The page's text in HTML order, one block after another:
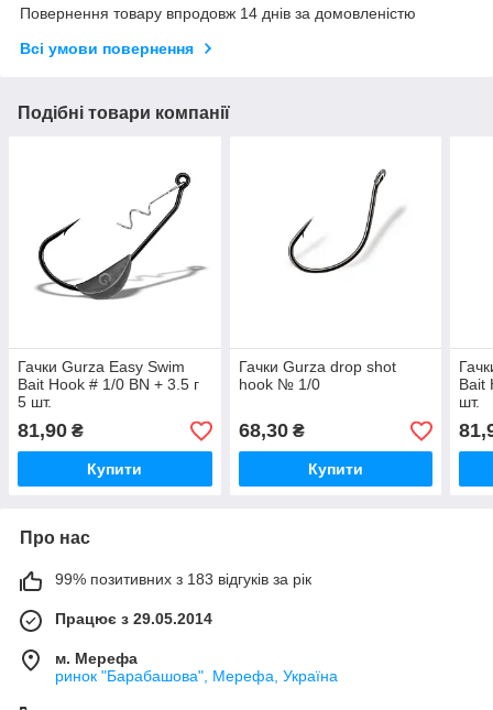
Повернення товару впродовж 14 днів за домовленістю
Всі умови повернення
Подібні товари компанії
Гачки Gurza Easy Swim
Bait Hook # 1/0 BN + 3.5 г
5 шт.
81,90 ₴
Купити
Гачки Gurza drop shot
hook № 1/0
68,30₴
Купити
Bait
шт.
Про нас
99% позитивних з 183 відгуків за рік
Працює з 29.05.2014
м. Мерефа
ринок "Барабашова", Мерефа, Україна